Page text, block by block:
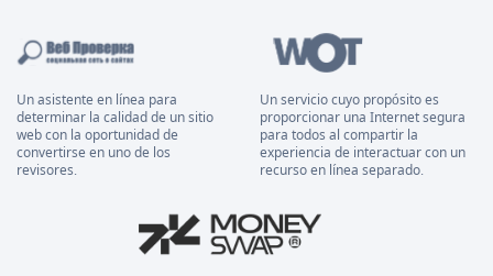
Un asistente en línea para
determinar la calidad de un sitio
web con la oportunidad de
convertirse en uno de los
revisores.
Un servicio cuyo propósito es
proporcionar una Internet segura
para todos al compartir la
experiencia de interactuar con un
recurso en línea separado.